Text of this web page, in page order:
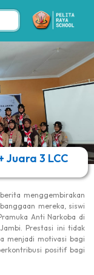
3 LCC
menggembirakan
mereka, siswi
Anti Narkoba di
Prestasi ini tidak
menjadi motivasi bagi
positif bagi